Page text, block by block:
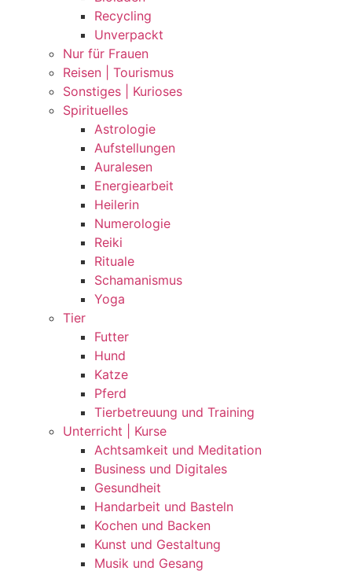
Recycling
Unverpackt
Nur für Frauen
Reisen | Tourismus
Sonstiges | Kurioses
Spirituelles
Astrologie
Aufstellungen
Auralesen
Energiearbeit
Heilerin
Numerologie
Reiki
Rituale
Schamanismus
Yoga
Tier
Futter
Hund
Katze
Pferd
Tierbetreuung und Training
Unterricht | Kurse
Achtsamkeit und Meditation
Business und Digitales
Gesundheit
Handarbeit und Basteln
Kochen und Backen
Kunst und Gestaltung
Musik und Gesang